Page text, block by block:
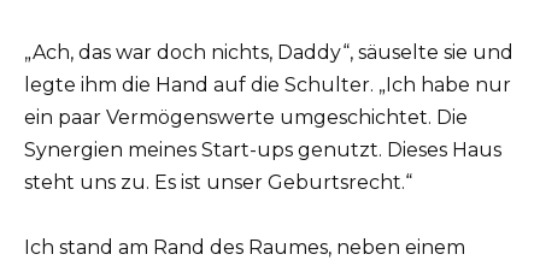
„Ach, das war doch nichts, Daddy“, säuselte sie und
legte ihm die Hand auf die Schulter. „Ich habe nur
ein paar Vermögenswerte umgeschichtet. Die
Synergien meines Start-ups genutzt. Dieses Haus
steht uns zu. Es ist unser Geburtsrecht.“
Ich stand am Rand des Raumes, neben einem